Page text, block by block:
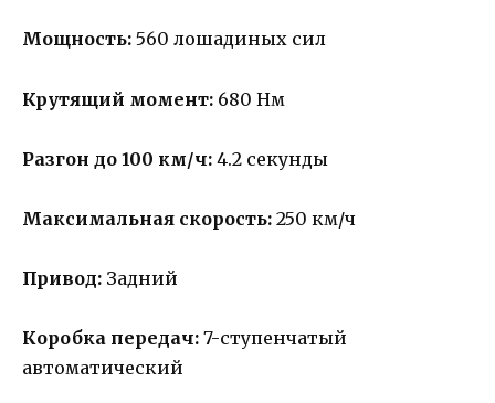
Мощность: 560 лошадиных сил
Крутящий момент: 680 Нм
Разгон до 100 км/ч: 4.2 секунды
Максимальная скорость: 250 км/ч
Привод: Задний
Коробка передач: 7-ступенчатый
автоматический